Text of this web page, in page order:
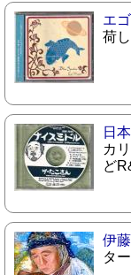
エ
荷
日
カ
ど
伊
タ